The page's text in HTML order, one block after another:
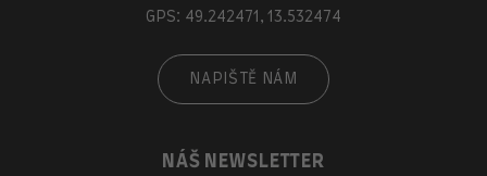
GPS: 49.242471, 13.532474
NAPIŠTĚ NÁM
NÁŠ NEWSLETTER